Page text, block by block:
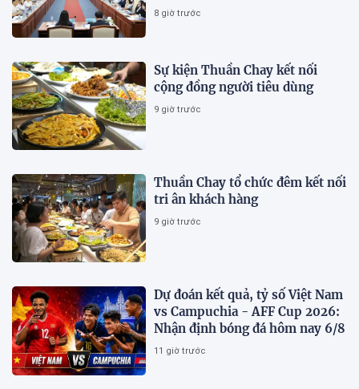
8 giờ trước
Sự kiện Thuần Chay kết nối
cộng đồng người tiêu dùng
9 giờ trước
Thuần Chay tổ chức đêm kết nối
tri ân khách hàng
9 giờ trước
Dự đoán kết quả, tỷ số Việt Nam
vs Campuchia - AFF Cup 2026:
Nhận định bóng đá hôm nay 6/8
11 giờ trước